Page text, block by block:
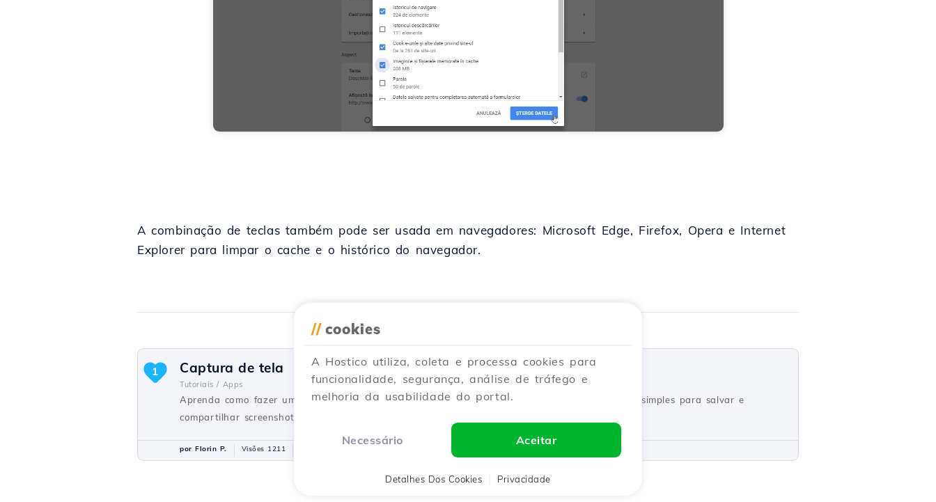
A combinação de teclas também pode ser usada em navegadores: Microsoft Edge, Firefox, Opera e Internet
Explorer para limpar o cache e o histórico do navegador.
Captura de tela
Tutoriais / Apps
Aprenda como fazer uma captura de tela no Firefox ou usando a tecla PrtSc. Siga os passos simples para salvar e
compartilhar screenshots.
1
por Florin P. Visões 1211
// cookies
A Hostico utiliza, coleta e processa cookies para
funcionalidade, segurança, análise de tráfego e
melhoria da usabilidade do portal.
Necessário Aceitar
Detalhes Dos Cookies Privacidade